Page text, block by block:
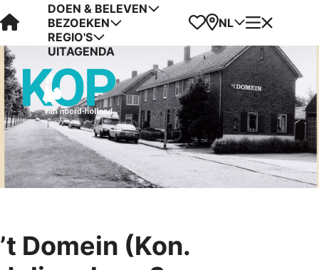
Visit Kop van Holland
DOEN & BELEVEN
BEZOEKEN
REGIO'S
UITAGENDA
Favorieten
Kaart
NL Menu
’t Domein (Kon.